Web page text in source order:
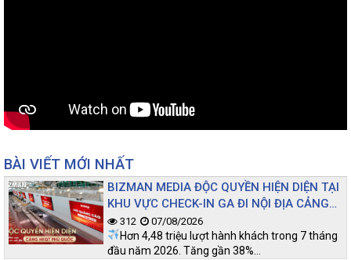
BÀI VIẾT MỚI NHẤT
BIZMAN MEDIA ĐỘC QUYỀN HIỆN DIỆN TẠI
KHU VỰC CHECK-IN GA ĐI NỘI ĐỊA CẢNG
HKQT PHÚ QUỐC
312 07/08/2026
Hơn 4,48 triệu lượt hành khách trong 7 tháng
đầu năm 2026. Tăng gần 38%…